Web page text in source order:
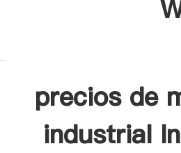
precios de
industrial